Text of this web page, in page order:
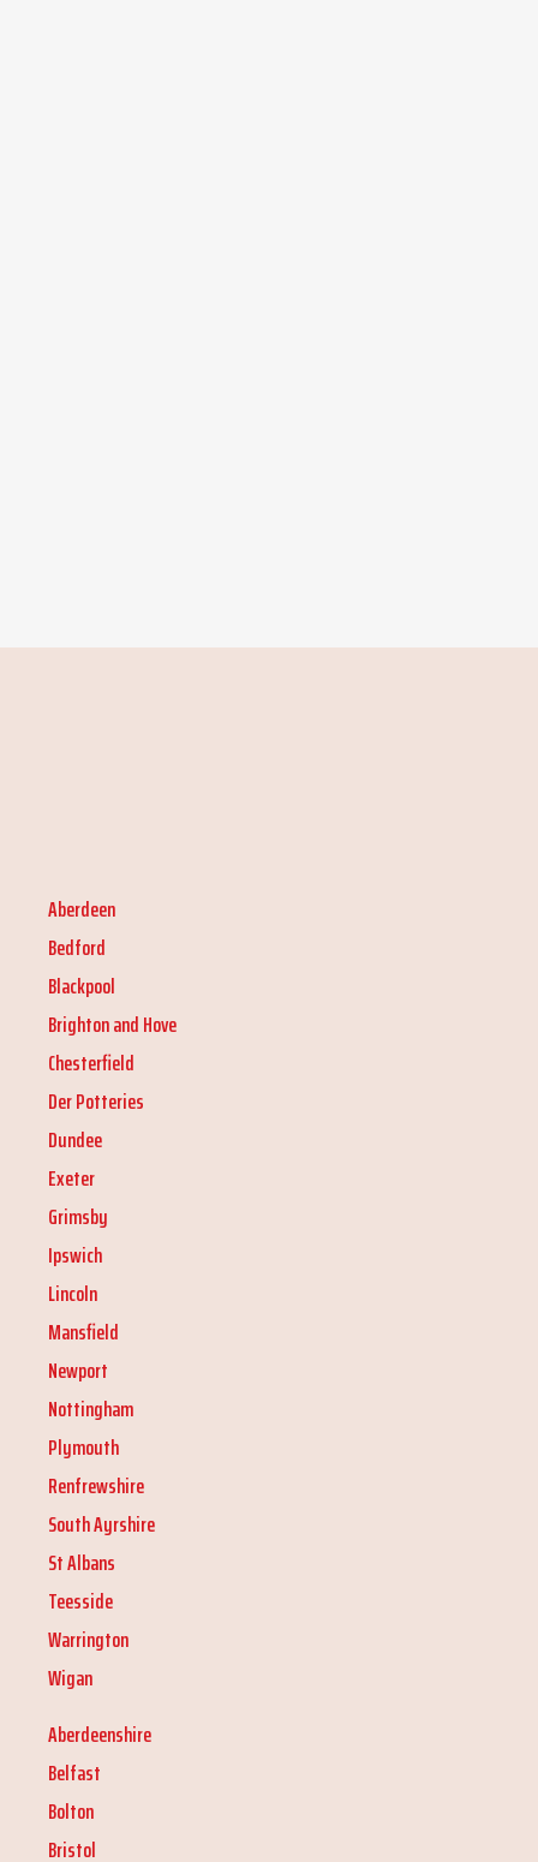
Aberdeen
Bedford
Blackpool
Brighton and Hove
Chesterfield
Der Potteries
Dundee
Exeter
Grimsby
Ipswich
Lincoln
Mansfield
Newport
Nottingham
Plymouth
Renfrewshire
South Ayrshire
St Albans
Teesside
Warrington
Wigan
Aberdeenshire
Belfast
Bolton
Bristol